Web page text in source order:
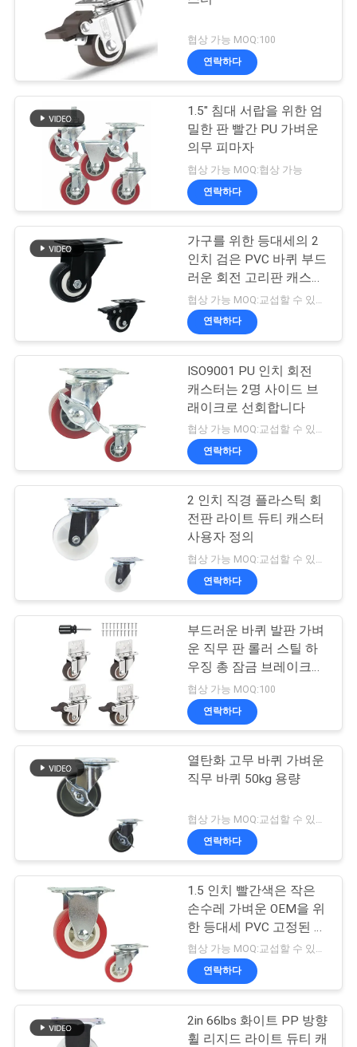
락
인
요
요
트
PRIVACY
POLICY
무를 움직입니다
가구 캐스터들
133
의학 캐스터들
79
충돌 캐스터들
폴리우레탄 캐스터
들
69
나일론 캐스터들
최고 피마자
협상 가능 MOQ:100
연락하다
1.5" 침대 서랍을 위한 엄
밀한 판 빨간 PU 가벼운
의무 피마자
협상 가능 MOQ:협상 가능
연락하다
가구를 위한 등대세의 2
인치 검은 PVC 바퀴 부드
러운 회전 고리판 캐스터
들
연락하다
ISO9001 PU 인치 회전
캐스터는 2명 사이드 브
래이크로 선회합니다
협상 가능 MOQ:교섭할 수 있습니다
연락하다
2 인치 직경 플라스틱 회
전판 라이트 듀티 캐스터
사용자 정의
협상 가능 MOQ:교섭할 수 있습니다
연락하다
부드러운 바퀴 발판 가벼
운 직무 판 롤러 스틸 하
우징 총 잠금 브레이크
-20 ~ 100 ° C
협상 가능 MOQ:100
연락하다
열탄화 고무 바퀴 가벼운
직무 바퀴 50kg 용량
연락하다
1.5 인치 빨간색은 작은
손수레 가벼운 OEM을 위
한 등대세 PVC 고정된 캐
스터휠을 움직입니다
협상 가능 MOQ:교섭할 수 있습니다
연락하다
2in 66lbs 화이트 PP 방향
휠 리지드 라이트 듀티 캐